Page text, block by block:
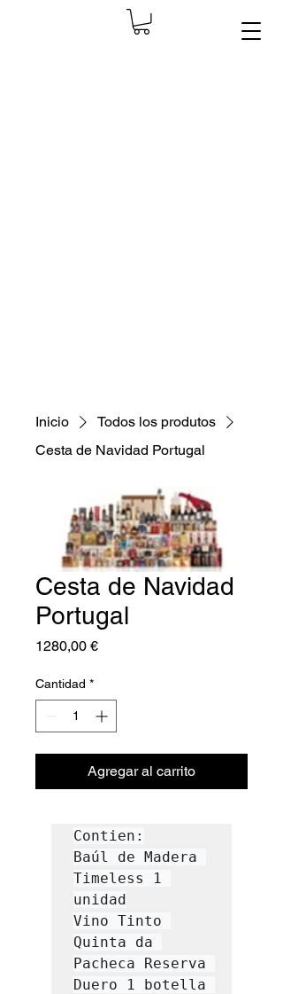
Inicio
Todos los produtos
Cesta de Navidad Portugal
Cesta de Navidad
Portugal
1280,00 €Precio
Cantidad *
Agregar al carrito
Contien:
Baúl de Madera
Timeless 1
unidad
Vino Tinto
Quinta da
Pacheca Reserva
Duero 1 botella